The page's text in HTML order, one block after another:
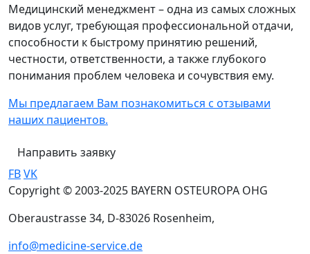
Медицинский менеджмент – одна из самых сложных
видов услуг, требующая профессиональной отдачи,
способности к быстрому принятию решений,
честности, ответственности, а также глубокого
понимания проблем человека и сочувствия ему.
Мы предлагаем Вам познакомиться с отзывами
наших пациентов.
Направить заявку
FBVK
Copyright © 2003-2025 BAYERN OSTEUROPA OHG
Oberaustrasse 34, D-83026 Rosenheim,
info@medicine-service.de